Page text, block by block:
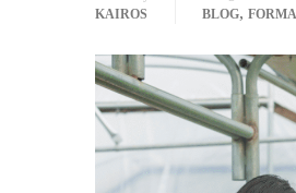
KAIROS
BLOG,